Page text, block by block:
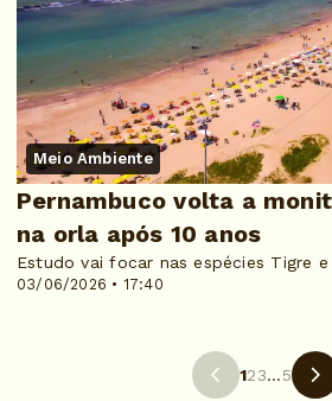
Meio Ambiente
03/06/2026 • 17:40
Pernambuco volta a
na orla após 10 anos
Estudo vai focar nas espécies Tigre e
123...5